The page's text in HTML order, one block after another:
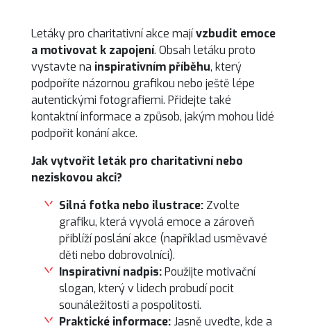
Letáky pro charitativní akce majívzbudit emoce
a motivovat k zapojení. Obsah letáku proto
vystavte na inspirativním příběhu, který
podpoříte názornou grafikou nebo ještě lépe
autentickými fotografiemi. Přidejte také
kontaktní informace a způsob, jakým mohou lidé
podpořit konání akce.
Jak vytvořit leták pro charitativní nebo
neziskovou akci?
Silná fotka nebo ilustrace: Zvolte
grafiku, která vyvolá emoce a zároveň
přiblíží poslání akce (například usměvavé
děti nebo dobrovolníci).
Inspirativní nadpis:Použijte motivační
slogan, který v lidech probudí pocit
sounáležitosti a pospolitosti.
Praktické informace:Jasně uveďte, kde a